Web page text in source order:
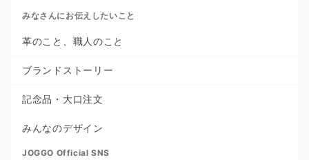
みなさんにお伝えしたいこと
革のこと、職人のこと
ブランドストーリー
記念品・大口注文
みんなのデザイン
JOGGO Official SNS